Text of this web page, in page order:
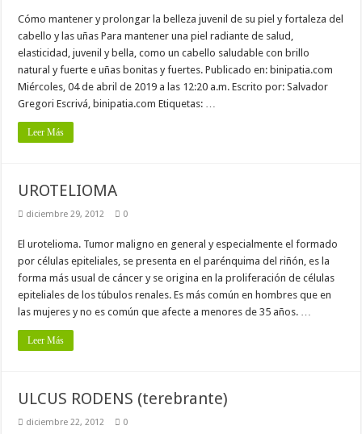
Cómo mantener y prolongar la belleza juvenil de su piel y fortaleza del
cabello y las uñas Para mantener una piel radiante de salud,
elasticidad, juvenil y bella, como un cabello saludable con brillo
natural y fuerte e uñas bonitas y fuertes. Publicado en: binipatia.com
Miércoles, 04 de abril de 2019 a las 12:20 a.m. Escrito por: Salvador
Gregori Escrivá, binipatia.com Etiquetas: …
Leer Más
UROTELIOMA
diciembre 29, 2012 0
El urotelioma. Tumor maligno en general y especialmente el formado
por células epiteliales, se presenta en el parénquima del riñón, es la
forma más usual de cáncer y se origina en la proliferación de células
epiteliales de los túbulos renales. Es más común en hombres que en
las mujeres y no es común que afecte a menores de 35 años. …
Leer Más
ULCUS RODENS (terebrante)
diciembre 22, 2012 0